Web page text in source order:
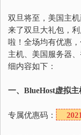
双旦将至，美国主机
来了双旦大礼包，利
啦！全场均有优惠
主机、美国服务器
细内容如下：
一、BlueHost虚拟
专属优惠码： 2021